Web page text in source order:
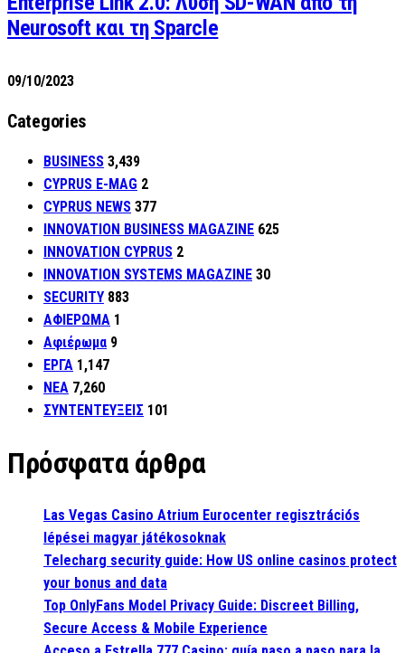
Neurosoft και τη Sparcle
09/10/2023
Categories
BUSINESS 3,439
CYPRUS E-MAG 2
CYPRUS NEWS 377
INNOVATION BUSINESS MAGAZINE 625
INNOVATION CYPRUS 2
INNOVATION SYSTEMS MAGAZINE 30
SECURITY 883
ΑΦΙΕΡΩΜΑ 1
Αφιέρωμα 9
ΕΡΓΑ 1,147
ΝΕΑ 7,260
ΣΥΝΤΕΝΤΕΥΞΕΙΣ 101
Πρόσφατα άρθρα
Las Vegas Casino Atrium Eurocenter regisztrációs
lépései magyar játékosoknak
Telecharg security guide: How US online casinos protect
your bonus and data
Top OnlyFans Model Privacy Guide: Discreet Billing,
Secure Access & Mobile Experience